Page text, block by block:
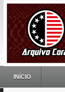
INÍCIO